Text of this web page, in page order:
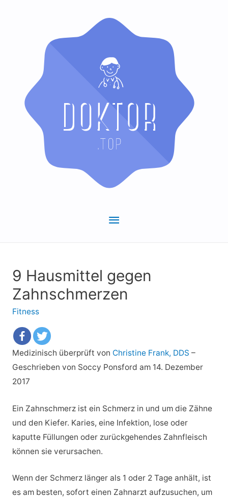
Hauptmenü
9 Hausmittel gegen
Zahnschmerzen
Fitness
Medizinisch überprüft von Christine Frank, DDS –
Geschrieben von Soccy Ponsford am 14. Dezember
2017
Ein Zahnschmerz ist ein Schmerz in und um die Zähne
und den Kiefer. Karies, eine Infektion, lose oder
kaputte Füllungen oder zurückgehendes Zahnfleisch
können sie verursachen.
Wenn der Schmerz länger als 1 oder 2 Tage anhält, ist
es am besten, sofort einen Zahnarzt aufzusuchen, um